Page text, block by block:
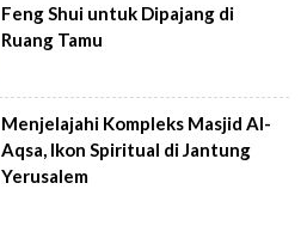
Feng Shui untuk Dipajang di
Ruang Tamu
Menjelajahi Kompleks Masjid Al-
Aqsa, Ikon Spiritual di Jantung
Yerusalem